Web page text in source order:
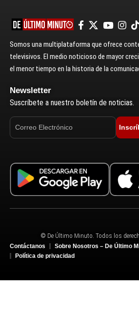
Somos una multiplataforma que ofrece
televisivos. El medio noticioso de mayor
el menor tiempo en la historia de la
Newsletter
Suscríbete a nuestro boletín de noticias.
© De Último Minuto. Todos los
Contáctanos
Sobre Nosotros – De Último
Política de privacidad